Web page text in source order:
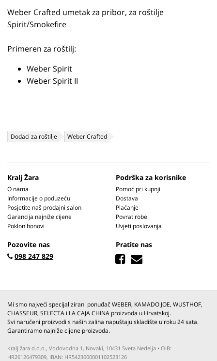
Weber Crafted umetak za pribor, za roštilje
Spirit/Smokefire
Primeren za roštilj:
Weber Spirit
Weber Spirit II
Dodaci za roštilje Weber Crafted
Kralj Žara
O nama
Informacije o poduzeću
Posjetite naš prodajni salon
Garancija najniže cijene
Poklon bonovi
Podrška za korisnike
Pomoć pri kupnji
Dostava
Plaćanje
Povrat robe
Uvjeti poslovanja
Pozovite nas
098 247 829
Pratite nas
Mi smo najveći specijalizirani ponuđač WEBER, KAMADO JOE, WUSTHOF,
CHASSEUR, SELECTA i LA CAJA CHINA proizvoda u Hrvatskoj.
Svi naručeni proizvodi s naših zaliha napuštaju skladište u roku 24 sata.
Garantiramo najniže cijene proizvoda.
Kralj žara d.o.o., Vodovodna 1, Novaki, 10431 Sveta Nedelja • OIB:
HR26126479309, IBAN: HR5423600001102523126